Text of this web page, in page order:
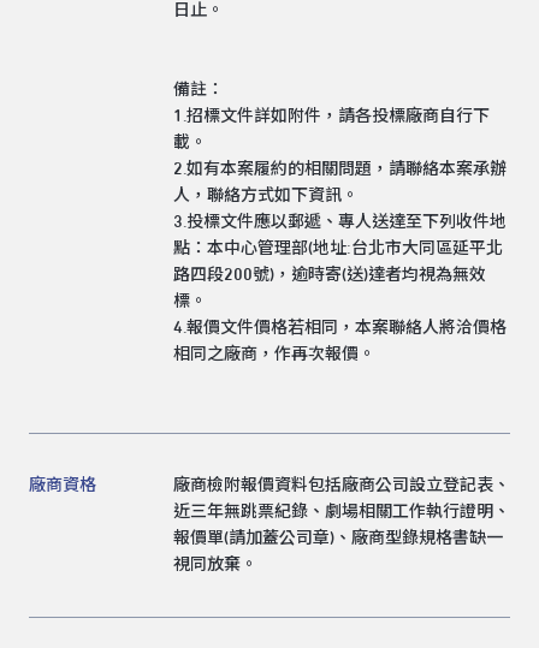
日止。
備註：
1.招標文件詳如附件，請各投標廠商自行下
載。
2.如有本案履約的相關問題，請聯絡本案承辦
人，聯絡方式如下資訊。
3.投標文件應以郵遞、專人送達至下列收件地
點：本中心管理部(地址:台北市大同區延平北
路四段200號)，逾時寄(送)達者均視為無效
標。
4.報價文件價格若相同，本案聯絡人將洽價格
相同之廠商，作再次報價。
廠商資格
廠商檢附報價資料包括廠商公司設立登記表、
近三年無跳票紀錄、劇場相關工作執行證明、
報價單(請加蓋公司章)、廠商型錄規格書缺一
視同放棄。